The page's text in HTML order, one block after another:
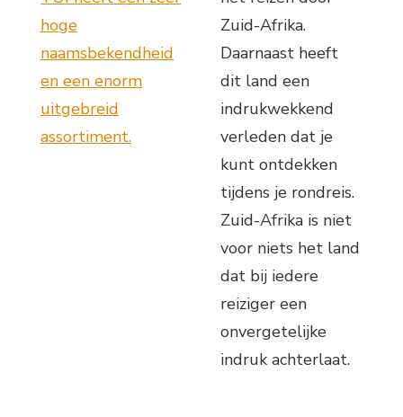
hoge
naamsbekendheid
en een enorm
uitgebreid
assortiment.
Zuid-Afrika.
Daarnaast heeft
dit land een
indrukwekkend
verleden dat je
kunt ontdekken
tijdens je rondreis.
Zuid-Afrika is niet
voor niets het land
dat bij iedere
reiziger een
onvergetelijke
indruk achterlaat.